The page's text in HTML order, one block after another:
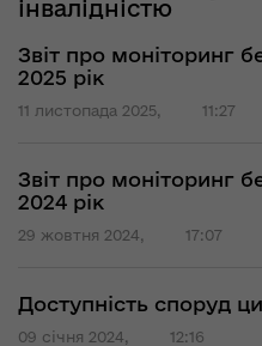
інвалідністю
Звіт про моніторинг
2025 рік
11 листопада 2025, 11:27
Звіт про моніторинг
2024 рік
29 жовтня 2024, 17:07
Доступність споруд
09 січня 2024, 12:16